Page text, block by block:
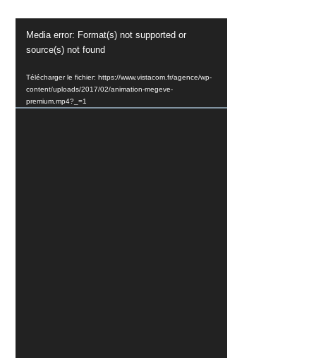
vidéo
Media error: Format(s) not supported or
source(s) not found
Télécharger le fichier: https://www.vistacom.fr/agence/wp-
content/uploads/2017/02/animation-megeve-
premium.mp4?_=1